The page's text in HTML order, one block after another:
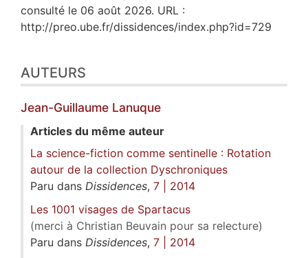
consulté le 06 août 2026. URL :
http://preo.ube.fr/dissidences/index.php?id=729
AUTEURS
Jean-Guillaume Lanuque
Articles du même auteur
La science-fiction comme sentinelle : Rotation
autour de la collection Dyschroniques
Paru dans Dissidences, 7 | 2014
Les 1001 visages de Spartacus
(merci à Christian Beuvain pour sa relecture)
Paru dans Dissidences, 7 | 2014